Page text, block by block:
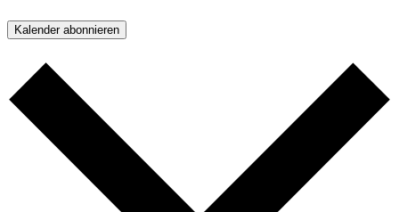
Kalender abonnieren